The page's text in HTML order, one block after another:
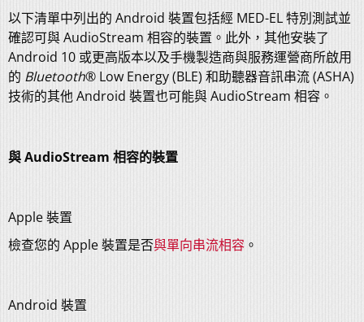
以下清單中列出的 Android 裝置包括經 MED-EL 特別測試並
確認可與 AudioStream 相容的裝置。此外，其他安裝了
Android 10 或更高版本以及手機製造商與服務運營商所啟用
的 Bluetooth® Low Energy (BLE) 和助聽器音訊串流 (ASHA)
技術的其他 Android 裝置也可能與 AudioStream 相容。
與 AudioStream 相容的裝置
Apple 裝置
檢查您的 Apple 裝置是否與單向串流相容 。
Android 裝置